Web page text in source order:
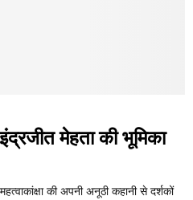
मेहता की भूमिका
की अपनी अनूठी कहानी से दर्शकों